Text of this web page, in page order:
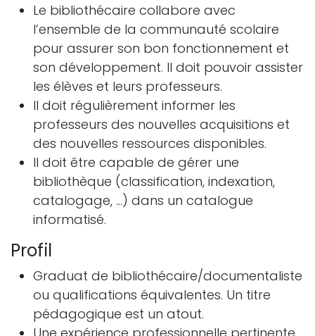
Le bibliothécaire collabore avec
l’ensemble de la communauté scolaire
pour assurer son bon fonctionnement et
son développement. Il doit pouvoir assister
les élèves et leurs professeurs.
Il doit régulièrement informer les
professeurs des nouvelles acquisitions et
des nouvelles ressources disponibles.
Il doit être capable de gérer une
bibliothèque (classification, indexation,
catalogage, …) dans un catalogue
informatisé.
Profil
Graduat de bibliothécaire/documentaliste
ou qualifications équivalentes. Un titre
pédagogique est un atout.